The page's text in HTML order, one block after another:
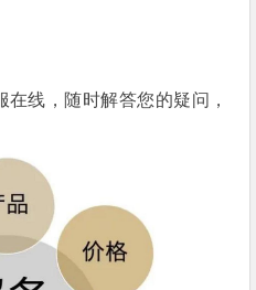
线，随时解答您的疑问，